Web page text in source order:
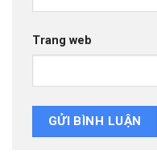
Trang web